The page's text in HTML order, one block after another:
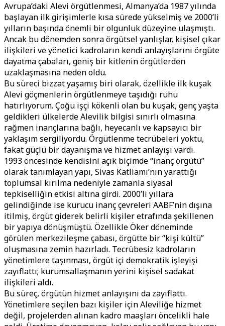
Avrupa’daki Alevi örgütlenmesi, Almanya’da 1987 yılında
başlayan ilk girişimlerle kısa sürede yükselmiş ve 2000’li
yılların başında önemli bir olgunluk düzeyine ulaşmıştı.
Ancak bu dönemden sonra örgütsel yanlışlar, kişisel çıkar
ilişkileri ve yönetici kadroların kendi anlayışlarını örgüte
dayatma çabaları, geniş bir kitlenin örgütlerden
uzaklaşmasına neden oldu.
Bu süreci bizzat yaşamış biri olarak, özellikle ilk kuşak
Alevi göçmenlerin örgütlenmeye taşıdığı ruhu
hatırlıyorum. Çoğu işçi kökenli olan bu kuşak, genç yaşta
geldikleri ülkelerde Alevilik bilgisi sınırlı olmasına
rağmen inançlarına bağlı, heyecanlı ve kapsayıcı bir
yaklaşım sergiliyordu. Örgütlenme tecrübeleri yoktu,
fakat güçlü bir dayanışma ve hizmet anlayışı vardı.
1993 öncesinde kendisini açık biçimde “inanç örgütü”
olarak tanımlayan yapı, Sivas Katliamı’nın yarattığı
toplumsal kırılma nedeniyle zamanla siyasal
tepkiselliğin etkisi altına girdi. 2000’li yıllara
gelindiğinde ise kurucu inanç çevreleri AABF’nin dışına
itilmiş, örgüt giderek belirli kişiler etrafında şekillenen
bir yapıya dönüşmüştü. Özellikle Öker döneminde
görülen merkezileşme çabası, örgütte bir “kişi kültü”
oluşmasına zemin hazırladı. Tecrübesiz kadroların
yönetimlere taşınması, örgüt içi demokratik işleyişi
zayıflattı; kurumsallaşmanın yerini kişisel sadakat
ilişkileri aldı.
Bu süreç, örgütün hizmet anlayışını da zayıflattı.
Yönetimlere seçilen bazı kişiler için Aleviliğe hizmet
değil, projelerden alınan kadro maaşları öncelikli hale